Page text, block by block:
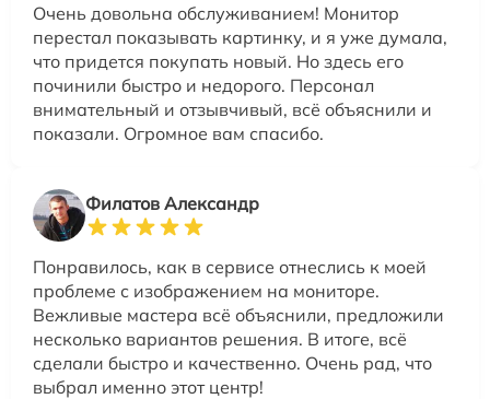
Очень довольна обслуживанием! Монитор
перестал показывать картинку, и я уже думала,
что придется покупать новый. Но здесь его
починили быстро и недорого. Персонал
внимательный и отзывчивый, всё объяснили и
показали. Огромное вам спасибо.
Филатов Александр
Понравилось, как в сервисе отнеслись к моей
проблеме с изображением на мониторе.
Вежливые мастера всё объяснили, предложили
несколько вариантов решения. В итоге, всё
сделали быстро и качественно. Очень рад, что
выбрал именно этот центр!